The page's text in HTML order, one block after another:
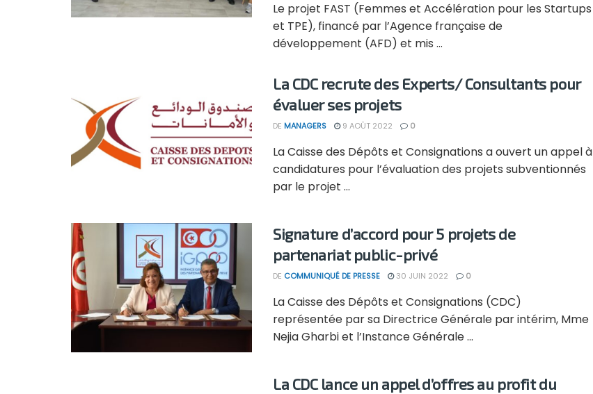
Le projet FAST (Femmes et Accélération pour les Startups
et TPE), financé par l’Agence française de
développement (AFD) et mis ...
La CDC recrute des Experts/ Consultants pour
évaluer ses projets
DE MANAGERS 9 AOÛT 2022 0
La Caisse des Dépôts et Consignations a ouvert un appel à
candidatures pour l’évaluation des projets subventionnés
par le projet ...
Signature d’accord pour 5 projets de
partenariat public-privé
DE COMMUNIQUÉ DE PRESSE 30 JUIN 2022 0
La Caisse des Dépôts et Consignations (CDC)
représentée par sa Directrice Générale par intérim, Mme
Nejia Gharbi et l’Instance Générale ...
La CDC lance un appel d’offres au profit du